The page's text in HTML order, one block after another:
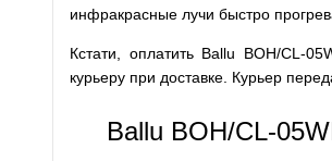
инфракрасные лучи быстро
Кстати, оплатить Ballu BOH/CL-
курьеру при доставке. Курьер
Ballu BOH/CL-